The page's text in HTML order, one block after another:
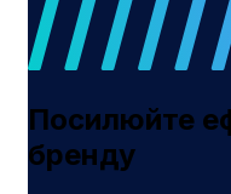
Посилюйте
бренду